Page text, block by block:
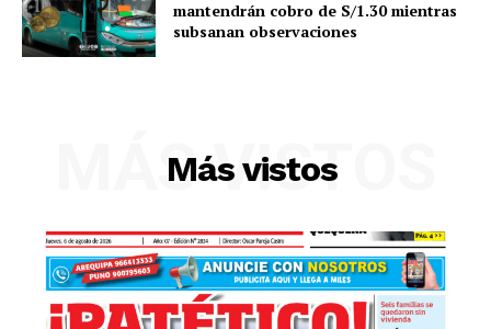
mantendrán cobro de S/1.30 mientras
subsanan observaciones
Más vistos
MÁS VISTOS